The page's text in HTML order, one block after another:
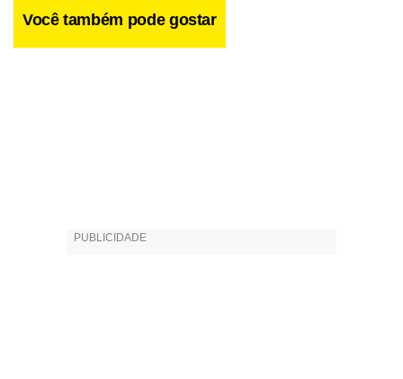
Você também pode gostar